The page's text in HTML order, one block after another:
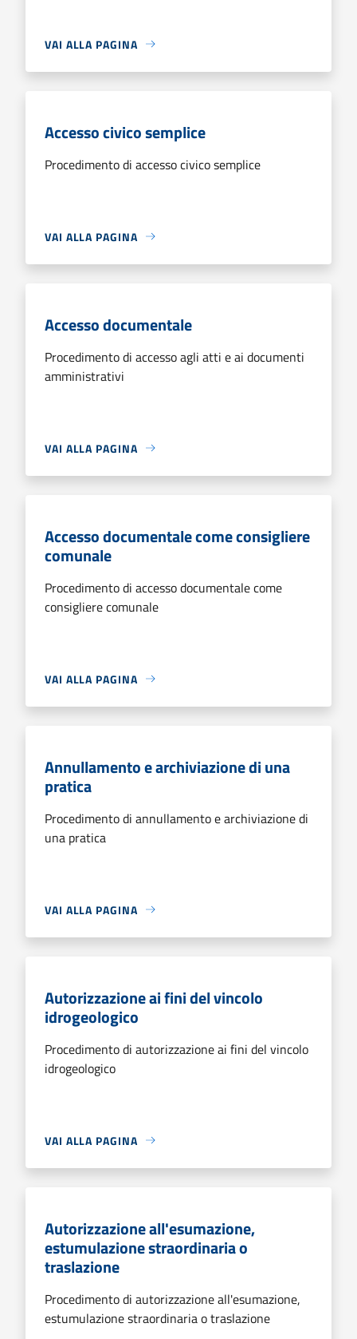
VAI ALLA PAGINA
Accesso civico semplice
Procedimento di accesso civico semplice
VAI ALLA PAGINA
Accesso documentale
Procedimento di accesso agli atti e ai documenti
amministrativi
VAI ALLA PAGINA
Accesso documentale come consigliere
comunale
Procedimento di accesso documentale come
consigliere comunale
VAI ALLA PAGINA
Annullamento e archiviazione di una
pratica
Procedimento di annullamento e archiviazione di
una pratica
VAI ALLA PAGINA
Autorizzazione ai fini del vincolo
idrogeologico
Procedimento di autorizzazione ai fini del vincolo
idrogeologico
VAI ALLA PAGINA
Autorizzazione all'esumazione,
estumulazione straordinaria o
traslazione
Procedimento di autorizzazione all'esumazione,
estumulazione straordinaria o traslazione